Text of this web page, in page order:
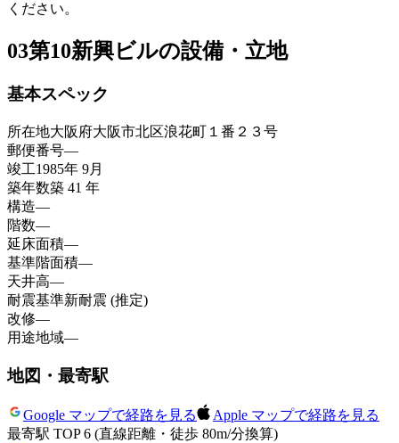
ください。
03第10新興ビルの設備・立地
基本スペック
所在地大阪府大阪市北区浪花町１番２３号
郵便番号—
竣工1985年 9月
築年数築 41 年
構造—
階数—
延床面積—
基準階面積—
天井高—
耐震基準新耐震 (推定)
改修—
用途地域—
地図・最寄駅
Google マップで経路を見る
Apple マップで経路を見る
最寄駅 TOP 6 (直線距離・徒歩 80m/分換算)